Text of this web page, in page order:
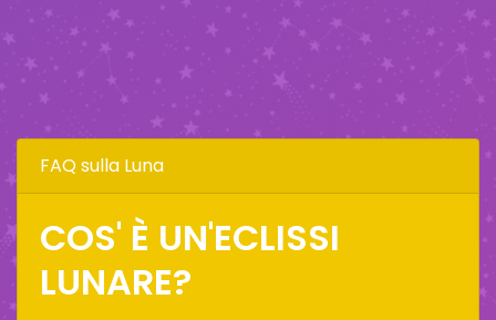
FAQ sulla Luna
COS' È UN'ECLISSI
LUNARE?